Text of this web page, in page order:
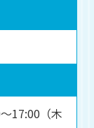
17:00（木